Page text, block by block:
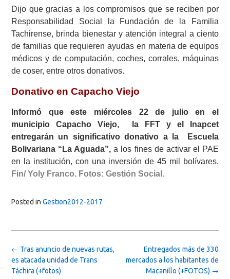
Dijo que gracias a los compromisos que se reciben por
Responsabilidad Social la Fundación de la Familia
Tachirense, brinda bienestar y atención integral a ciento
de familias que requieren ayudas en materia de equipos
médicos y de computación, coches, corrales, máquinas
de coser, entre otros donativos.
Donativo en Capacho Viejo
Informó que este miércoles 22 de julio en el
municipio Capacho Viejo, la FFT y el Inapcet
entregarán un significativo donativo a la Escuela
Bolivariana “La Aguada”, a los fines de activar el PAE
en la institución, con una inversión de 45 mil bolívares.
Fin/ Yoly Franco. Fotos: Gestión Social.
Posted in Gestion2012-2017
Post
navigation
Entregados más de 330
mercados a los habitantes de
Macanillo (+FOTOS) →
← Tras anuncio de nuevas rutas,
es atacada unidad de Trans
Táchira (+fotos)